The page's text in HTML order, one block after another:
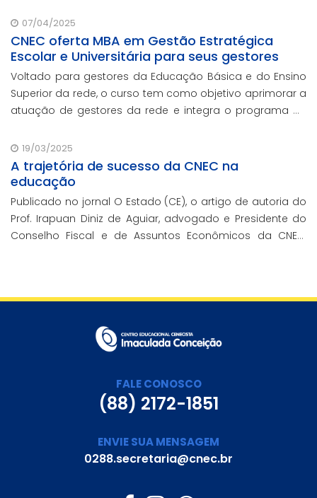
07/04/2025
CNEC oferta MBA em Gestão Estratégica
Escolar e Universitária para seus gestores
Voltado para gestores da Educação Básica e do Ensino
Superior da rede, o curso tem como objetivo aprimorar a
atuação de gestores da rede e integra o programa de
contando com o oferecimento gratuito da Re
19/03/2025
A trajetória de sucesso da CNEC na
educação
Publicado no jornal O Estado (CE), o artigo de autoria do
Prof. Irapuan Diniz de Aguiar, advogado e Presidente do
Conselho Fiscal e de Assuntos Econômicos da CNEC,
FALE CONOSCO
(88) 2172-1851
ENVIE SUA MENSAGEM
0288.secretaria@cnec.br